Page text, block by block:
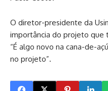
O diretor-presidente da
importância do projeto que
“É algo novo na cana-de-
no projeto”.